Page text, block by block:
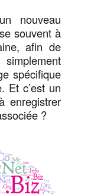
nouveau
souvent à
afin de
spécifique
Et c’est un
enregistrer
?